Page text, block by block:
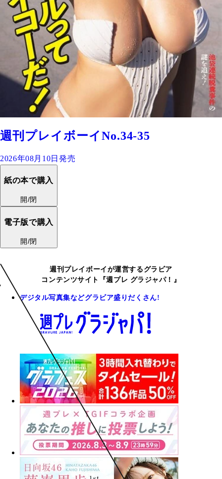
週刊プレイボーイNo.34-35
2026年08月10日発売
紙の本で購入
開/閉
電子版で購入
開/閉
週刊プレイボーイが運営するグラビア
コンテンツサイト『週プレ グラジャパ！』
デジタル写真集などグラビア盛りだくさん!